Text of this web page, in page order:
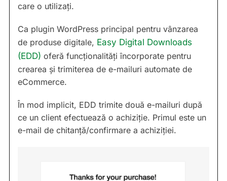
care o utilizați.
Ca plugin WordPress principal pentru vânzarea
de produse digitale, Easy Digital Downloads
(EDD) oferă funcționalități încorporate pentru
crearea și trimiterea de e-mailuri automate de
eCommerce.
În mod implicit, EDD trimite două e-mailuri după
ce un client efectuează o achiziție. Primul este un
e-mail de chitanță/confirmare a achiziției.